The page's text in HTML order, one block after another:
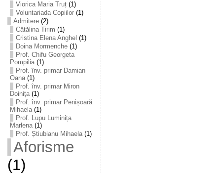
Viorica Maria Truț(1)
Voluntariada Copiilor(1)
Admitere(2)
Cătălina Tirim (1)
Cristina Elena Anghel (1)
Doina Mormenche(1)
Prof. Chifu Georgeta
Pompilia(1)
Prof. înv. primar Damian
Oana(1)
Prof. înv. primar Miron
Doinița(1)
Prof. înv. primar Penișoară
Mihaela(1)
Prof. Lupu Luminița
Marlena(1)
Prof. Știubianu Mihaela(1)
Aforisme
(1)